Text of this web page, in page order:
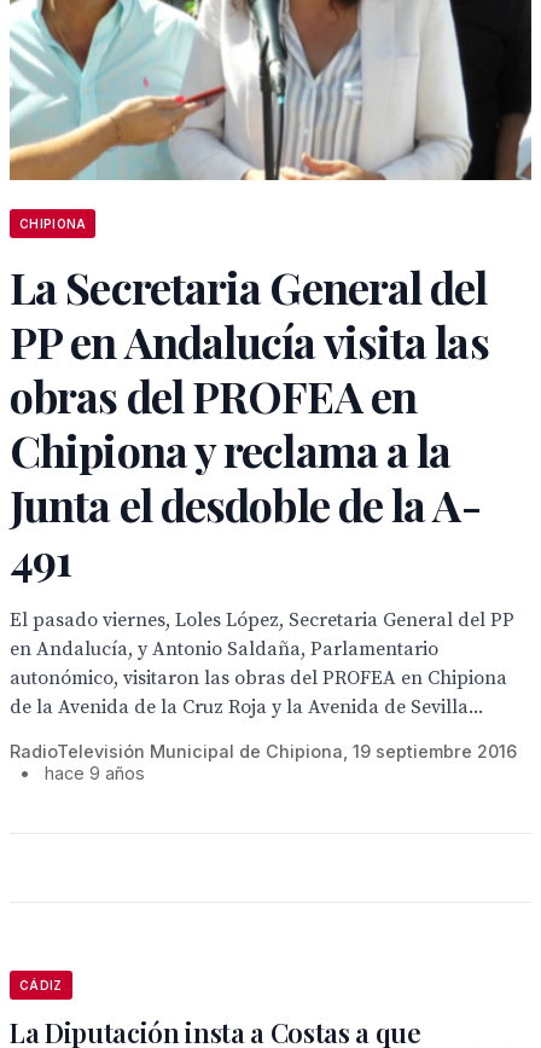
CHIPIONA
La Secretaria General del
PP en Andalucía visita las
obras del PROFEA en
Chipiona y reclama a la
Junta el desdoble de la A-
491
El pasado viernes, Loles López, Secretaria General del PP
en Andalucía, y Antonio Saldaña, Parlamentario
autonómico, visitaron las obras del PROFEA en Chipiona
de la Avenida de la Cruz Roja y la Avenida de Sevilla...
RadioTelevisión Municipal de Chipiona, 19 septiembre 2016
•
hace 9 años
CÁDIZ
La Diputación insta a Costas a que